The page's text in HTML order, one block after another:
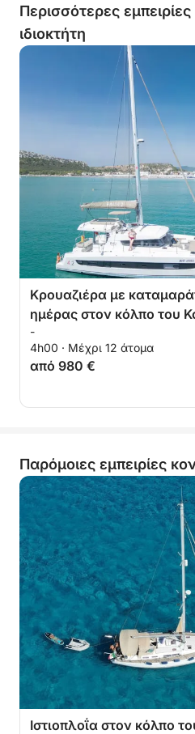
συναρπαστική του οπτική
Περισσότερες
ιδιοκτήτη
Κρουαζιέρα με
ημέρας στον κόλπο του
-
4h00 · Μέχρι 12 άτομα
από 980 €
Παρόμοιες εμπειρίες
Ιστιοπλοΐα στον κόλπο